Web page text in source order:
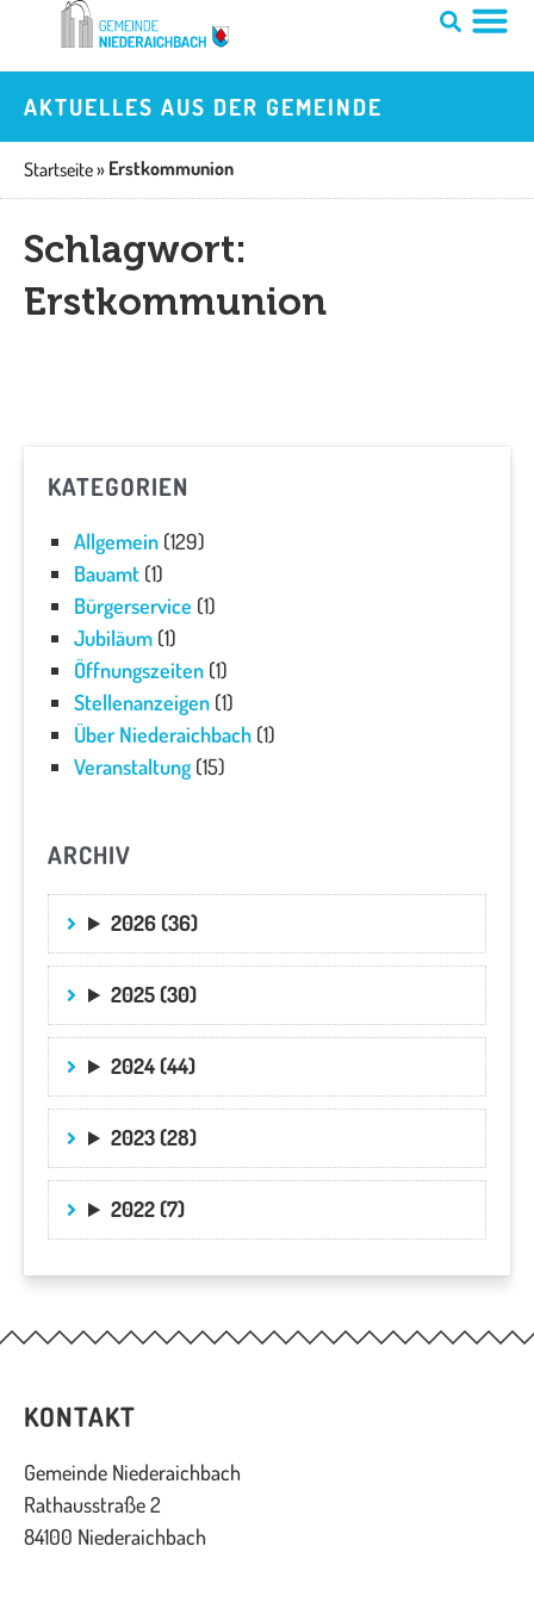
springen
AKTUELLES AUS DER GEMEINDE
Startseite» Erstkommunion
Schlagwort:
Erstkommunion
KATEGORIEN
Allgemein(129)
Bauamt(1)
Bürgerservice (1)
Jubiläum(1)
Öffnungszeiten(1)
Stellenanzeigen(1)
Über Niederaichbach(1)
Veranstaltung(15)
ARCHIV
2026 (36)
2025 (30)
2024 (44)
2023 (28)
2022 (7)
KONTAKT
Gemeinde Niederaichbach
Rathausstraße 2
84100 Niederaichbach